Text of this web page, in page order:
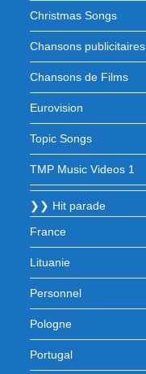
Christmas Songs
Chansons publicitaires
Chansons de Films
Eurovision
Topic Songs
TMP Music Videos 1
❯❯ Hit parade
France
Lituanie
Personnel
Pologne
Portugal